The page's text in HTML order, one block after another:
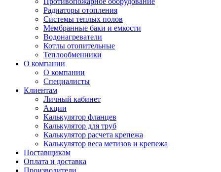
Радиаторы отопления
Системы теплых полов
Мембранные баки и емкости
Водонагреватели
Котлы отопительные
Теплообменники
О компании
О компании
Специалисты
Клиентам
Личный кабинет
Акции
Калькулятор фланцев
Калькулятор для труб
Калькулятор расчета крепежа
Калькулятор веса метизов и крепежа
Поставщикам
Оплата и доставка
Производители